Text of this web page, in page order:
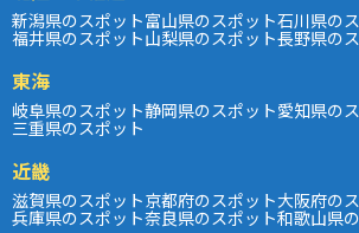
新潟県のスポット富山県のスポット石川県の
福井県のスポット山梨県のスポット長野県の
東海
岐阜県のスポット静岡県のスポット愛知県の
三重県のスポット
近畿
滋賀県のスポット京都府のスポット大阪府の
兵庫県のスポット奈良県のスポット和歌山県